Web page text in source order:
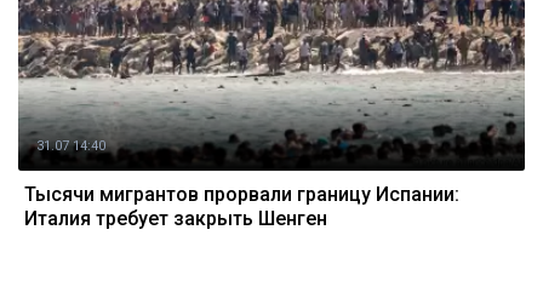
31.07 14:40
Тысячи мигрантов прорвали границу Испании:
Италия требует закрыть Шенген